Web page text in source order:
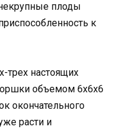
плоды
к
трех настоящих
объемом 6х6х6
окончательного
расти и